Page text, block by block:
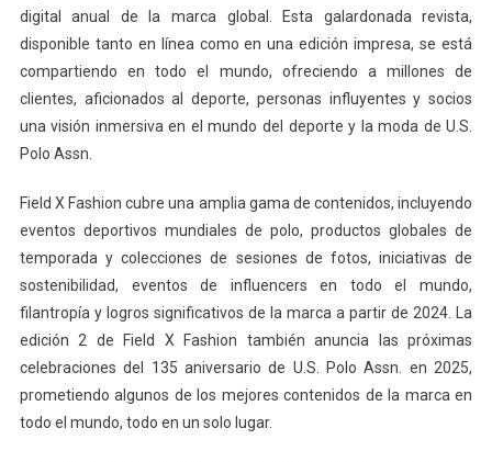
digital anual de la marca global. Esta galardonada revista,
disponible tanto en línea como en una edición impresa, se está
compartiendo en todo el mundo, ofreciendo a millones de
clientes, aficionados al deporte, personas influyentes y socios
una visión inmersiva en el mundo del deporte y la moda de U.S.
Polo Assn.
Field X Fashion cubre una amplia gama de contenidos, incluyendo
eventos deportivos mundiales de polo, productos globales de
temporada y colecciones de sesiones de fotos, iniciativas de
sostenibilidad, eventos de influencers en todo el mundo,
filantropía y logros significativos de la marca a partir de 2024. La
edición 2 de Field X Fashion también anuncia las próximas
celebraciones del 135 aniversario de U.S. Polo Assn. en 2025,
prometiendo algunos de los mejores contenidos de la marca en
todo el mundo, todo en un solo lugar.